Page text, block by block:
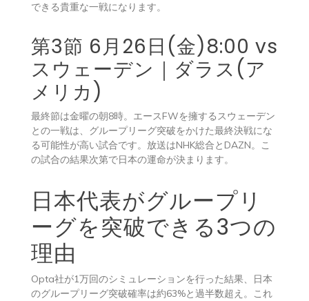
できる貴重な一戦になります。
第3節 6月26日(金)8:00 vs
スウェーデン｜ダラス(ア
メリカ)
最終節は金曜の朝8時。エースFWを擁するスウェーデン
との一戦は、グループリーグ突破をかけた最終決戦にな
る可能性が高い試合です。放送はNHK総合とDAZN。こ
の試合の結果次第で日本の運命が決まります。
日本代表がグループリ
ーグを突破できる3つの
理由
Opta社が1万回のシミュレーションを行った結果、日本
のグループリーグ突破確率は約63%と過半数超え。これ